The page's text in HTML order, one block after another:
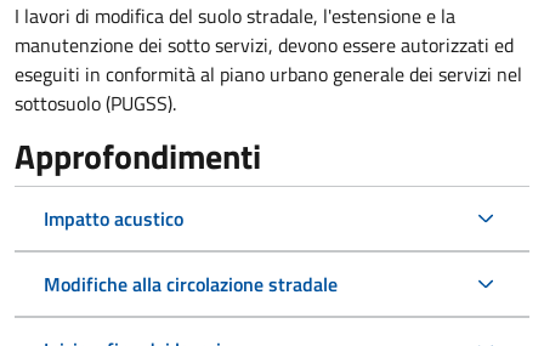
I lavori di modifica del suolo stradale, l'estensione e la
manutenzione dei sotto servizi, devono essere autorizzati ed
eseguiti in conformità al piano urbano generale dei servizi nel
sottosuolo (PUGSS).
Approfondimenti
Impatto acustico
Modifiche alla circolazione stradale